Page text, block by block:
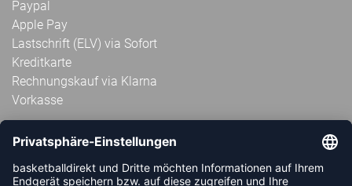
Paypal
Apple Pay
Lastschrift (ELV) via Sofort
Kreditkarte
Rechnungskauf via Klarna
Vorkasse
ABONNIERE JETZT DEN KOSTENLOSEN
HANDBALLDIREKT-NEWSLETTER UND VERPASSE KEINE